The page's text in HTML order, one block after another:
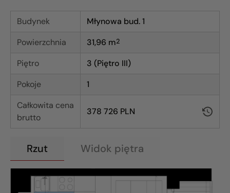
Budynek
Młynowa bud. 1
Powierzchnia
31,96 m2
Piętro
3 (Piętro III)
Pokoje
1
Całkowita cena
brutto
378 726 PLN
Rzut Widok piętra